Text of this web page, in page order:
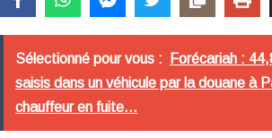
Sélectionné pour vous :
Forécariah :
saisis dans un véhicule par la douane à
chauffeur en fuite...